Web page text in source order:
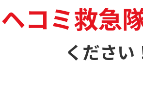
ヘコミ救急
ください